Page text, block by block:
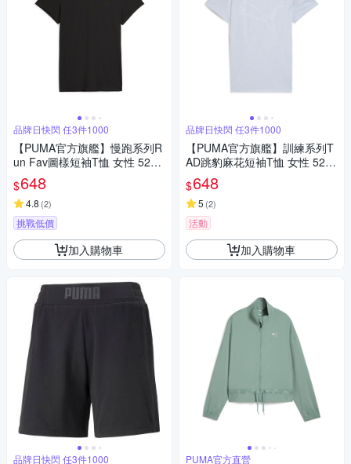
品牌日快閃 任3件1000
【PUMA官方旗艦】慢跑系列R
un Fav圖樣短袖T恤 女性 5251
2101
$648
4.8 (2)
挑戰低價
加入購物車
品牌日快閃 任3件1000
品牌日快閃 任3件1000
【PUMA官方旗艦】訓練系列T
AD跳豹麻花短袖T恤 女性 5258
9347
$648
5 (2)
活動
加入購物車
PUMA官方直營